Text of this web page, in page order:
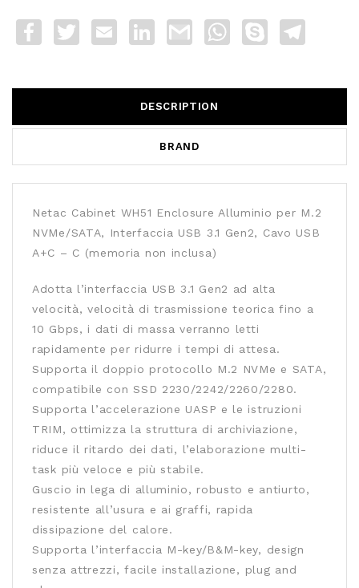
FacebookTwitter Email LinkedInGmail WhatsApp
Skype
DESCRIPTION
BRAND
Netac Cabinet WH51 Enclosure Alluminio per M.2
NVMe/SATA, Interfaccia USB 3.1 Gen2, Cavo USB
A+C – C (memoria non inclusa)
Adotta l’interfaccia USB 3.1 Gen2 ad alta
velocità, velocità di trasmissione teorica fino a
10 Gbps, i dati di massa verranno letti
rapidamente per ridurre i tempi di attesa.
Supporta il doppio protocollo M.2 NVMe e SATA,
compatibile con SSD 2230/2242/2260/2280.
Supporta l’accelerazione UASP e le istruzioni
TRIM, ottimizza la struttura di archiviazione,
riduce il ritardo dei dati, l’elaborazione multi-
task più veloce e più stabile.
Guscio in lega di alluminio, robusto e antiurto,
resistente all’usura e ai graffi, rapida
dissipazione del calore.
Supporta l’interfaccia M-key/B&M-key, design
senza attrezzi, facile installazione, plug and